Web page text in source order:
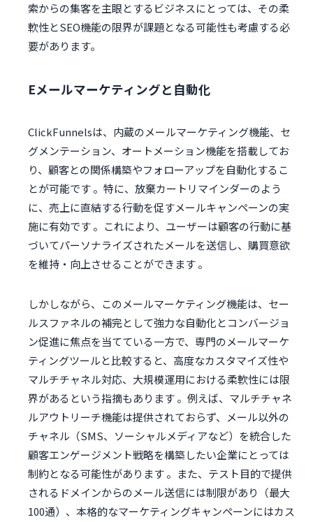
索からの集客を主眼とするビジネスにとっては、その柔
軟性とSEO機能の限界が課題となる可能性も考慮する必
要があります。
Eメールマーケティングと自動化
ClickFunnelsは、内蔵のメールマーケティング機能、セ
グメンテーション、オートメーション機能を搭載してお
り、顧客との関係構築やフォローアップを自動化するこ
とが可能です 。特に、放棄カートリマインダーのよう
に、売上に直結する行動を促すメールキャンペーンの実
施に有効です 。これにより、ユーザーは顧客の行動に基
づいてパーソナライズされたメールを送信し、購買意欲
を維持・向上させることができます 。
しかしながら、このメールマーケティング機能は、セー
ルスファネルの補完として強力な自動化とコンバージョ
ン促進に焦点を当てている一方で、専門のメールマーケ
ティングツールと比較すると、高度なカスタマイズ性や
マルチチャネル対応、大規模運用における柔軟性には限
界があるという指摘もあります 。例えば、マルチチャネ
ルアウトリーチ機能は提供されておらず、メール以外の
チャネル（SMS、ソーシャルメディアなど）を統合した
顧客エンゲージメント戦略を構築したい企業にとっては
制約となる可能性があります 。また、テスト目的で提供
されるドメインからのメール送信には制限があり（最大
100通）、本格的なマーケティングキャンペーンにはカス